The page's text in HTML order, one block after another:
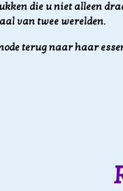
die u niet alleen
van twee werelden.
terug naar haar